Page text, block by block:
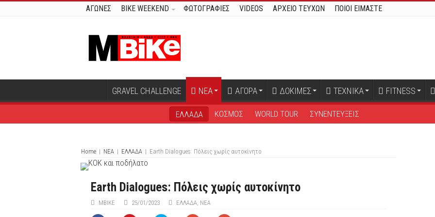
ΑΓΩΝΕΣ BIKE WEEKEND ΦΩΤΟΓΡΑΦΙΕΣ VIDEOS ΑΡΧΕΙΟ ΤΕΥΧΩΝ ΠΟΙΟΙ ΕΙΜΑΣΤΕ
GRAVEL CHALLENGE ΝΕΑ ΑΓΟΡΑ ΔΟΚΙΜΕΣ ΤΕΧΝΙΚΑ FITNESS
ΕΛΛΑΔΑ ΚΟΣΜΟΣ WORLD TOUR ΣΥΝΕΝΤΕΥΞΕΙΣ
Home | ΝΕΑ | ΕΛΛΑΔΑ | Earth Dialogues: Πόλεις χωρίς αυτοκίνητο
Earth Dialogues: Πόλεις χωρίς αυτοκίνητο
ΜΒIKE 25/01/2023 ΕΛΛΑΔΑ, ΝΕΑ